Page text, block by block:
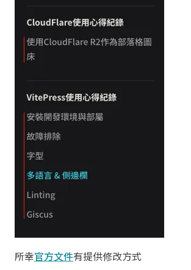
所幸官方文件有提供修改方式